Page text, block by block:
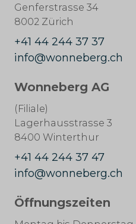
Genferstrasse 34
8002 Zürich
+41 44 244 37 37
info@wonneberg.ch
Wonneberg AG
(Filiale)
Lagerhausstrasse 3
8400 Winterthur
+41 44 244 37 47
info@wonneberg.ch
Öffnungszeiten